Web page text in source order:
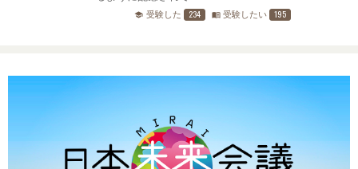
school 受験した 234 menu_book 受験したい 195